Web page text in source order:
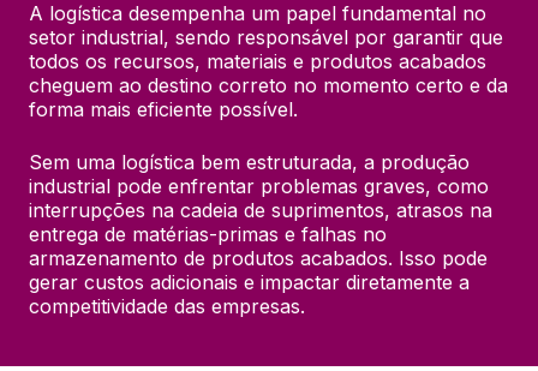
A logística desempenha um papel fundamental no
setor industrial, sendo responsável por garantir que
todos os recursos, materiais e produtos acabados
cheguem ao destino correto no momento certo e da
forma mais eficiente possível.
Sem uma logística bem estruturada, a produção
industrial pode enfrentar problemas graves, como
interrupções na cadeia de suprimentos, atrasos na
entrega de matérias-primas e falhas no
armazenamento de produtos acabados. Isso pode
gerar custos adicionais e impactar diretamente a
competitividade das empresas.